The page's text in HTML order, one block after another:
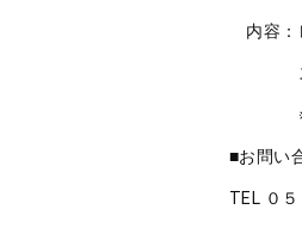
内容：
ステ
※参加
■お問い
TEL ０